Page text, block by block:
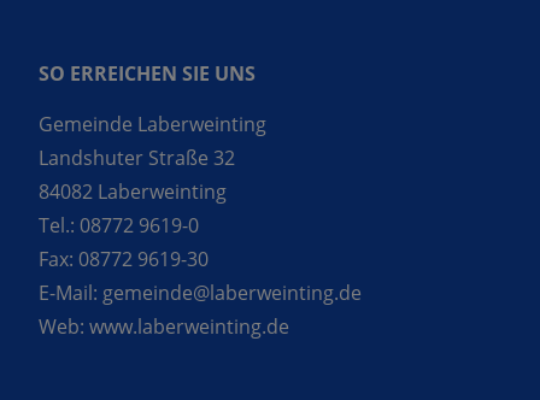
SO ERREICHEN SIE UNS
Gemeinde Laberweinting
Landshuter Straße 32
84082 Laberweinting
Tel.: 08772 9619-0
Fax: 08772 9619-30
E-Mail: gemeinde@laberweinting.de
Web: www.laberweinting.de